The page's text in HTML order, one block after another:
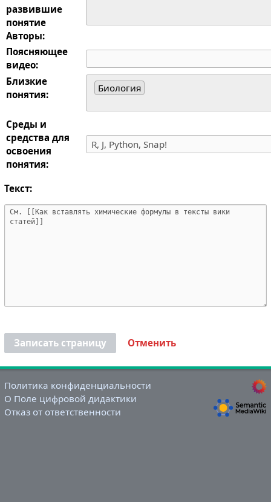
развившие
понятие
Авторы:
Поясняющее
видео:
Близкие
понятия:
Биология
Среды и
средства для
освоения
понятия:
Текст:
Записать страницу Отменить
Политика конфиденциальности
О Поле цифровой дидактики
Отказ от ответственности